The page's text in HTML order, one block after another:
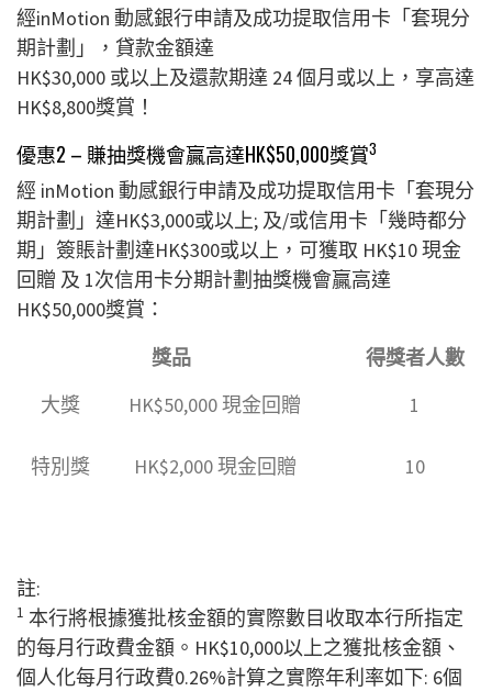
經inMotion 動感銀行申請及成功提取信用卡「套現分
期計劃」，貸款金額達
HK$30,000 或以上及還款期達 24 個月或以上，享高達
HK$8,800獎賞！
優惠2 – 賺抽獎機會贏高達HK$50,000獎賞3
經 inMotion 動感銀行申請及成功提取信用卡「套現分
期計劃」達HK$3,000或以上; 及/或信用卡「幾時都分
期」簽賬計劃達HK$300或以上，可獲取 HK$10 現金
回贈 及 1次信用卡分期計劃抽獎機會贏高達
HK$50,000獎賞：
獎品
得獎者人數
大獎
HK$50,000 現金回贈 1
特別獎 HK$2,000 現金回贈 10
註:
1 本行將根據獲批核金額的實際數目收取本行所指定
的每月行政費金額。HK$10,000以上之獲批核金額、
個人化每月行政費0.26%計算之實際年利率如下: 6個